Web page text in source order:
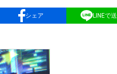
シェア LINEで